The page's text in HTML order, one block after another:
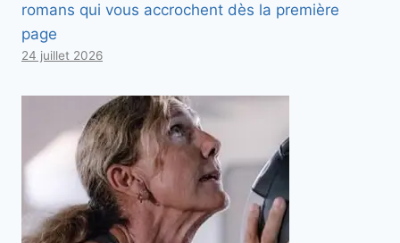
romans qui vous accrochent dès la première
page
24 juillet 2026